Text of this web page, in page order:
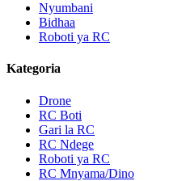
Nyumbani
Bidhaa
Roboti ya RC
Kategoria
Drone
RC Boti
Gari la RC
RC Ndege
Roboti ya RC
RC Mnyama/Dino